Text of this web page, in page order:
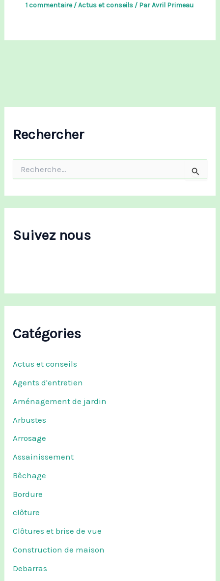
Rechercher
h
e
Suivez nous
Catégories
Actus et conseils
Agents d'entretien
Aménagement de jardin
Arbustes
Arrosage
Assainissement
Bêchage
Bordure
clôture
Clôtures et brise de vue
Construction de maison
Debarras
1 commentaire /Actus et conseils/ ParAvril Primeau